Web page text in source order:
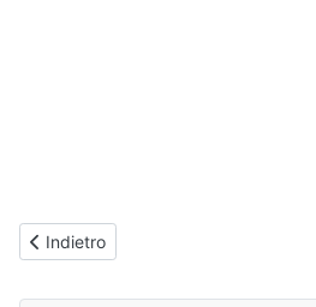
Articolo precedente: Consumi
Indietro